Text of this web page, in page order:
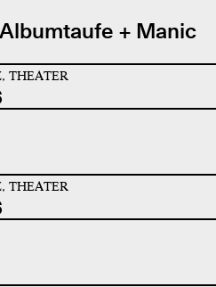
+ Manic
THEATER
THEATER